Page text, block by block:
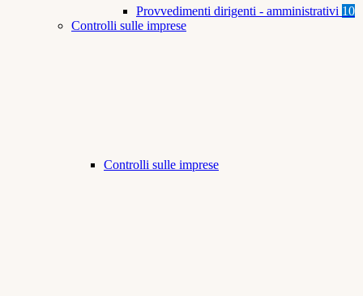
Provvedimenti dirigenti - amministrativi 10
Controlli sulle imprese
Controlli sulle imprese